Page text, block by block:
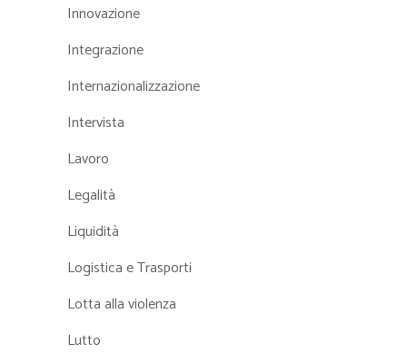
Innovazione
Integrazione
Internazionalizzazione
Intervista
Lavoro
Legalità
Liquidità
Logistica e Trasporti
Lotta alla violenza
Lutto